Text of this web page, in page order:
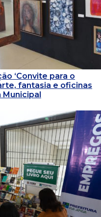
‘Convite para o
fantasia e oficinas